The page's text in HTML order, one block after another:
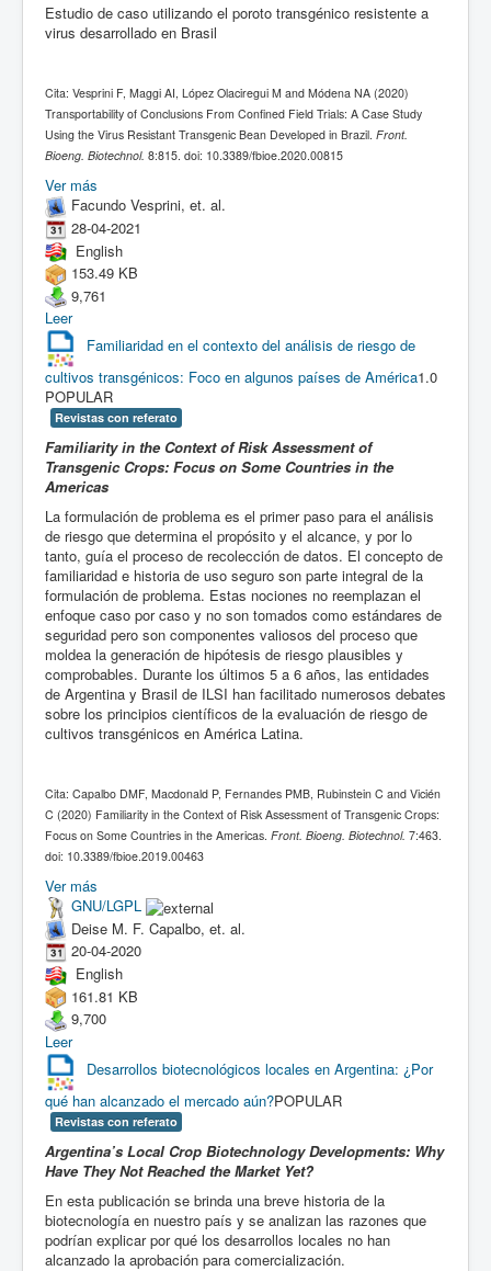
Estudio de caso utilizando el poroto transgénico resistente a
virus desarrollado en Brasil
Cita: Vesprini F, Maggi AI, López Olaciregui M and Módena NA (2020)
Transportability of Conclusions From Confined Field Trials: A Case Study
Using the Virus Resistant Transgenic Bean Developed in Brazil. Front.
Bioeng. Biotechnol. 8:815. doi: 10.3389/fbioe.2020.00815
Ver más
Facundo Vesprini, et. al.
28-04-2021
English
153.49 KB
9,761
Leer
Familiaridad en el contexto del análisis de riesgo de
cultivos transgénicos: Foco en algunos países de América1.0
POPULAR
Revistas con referato
Familiarity in the Context of Risk Assessment of
Transgenic Crops: Focus on Some Countries in the
Americas
La formulación de problema es el primer paso para el análisis
de riesgo que determina el propósito y el alcance, y por lo
tanto, guía el proceso de recolección de datos. El concepto de
familiaridad e historia de uso seguro son parte integral de la
formulación de problema. Estas nociones no reemplazan el
enfoque caso por caso y no son tomados como estándares de
seguridad pero son componentes valiosos del proceso que
moldea la generación de hipótesis de riesgo plausibles y
comprobables. Durante los últimos 5 a 6 años, las entidades
de Argentina y Brasil de ILSI han facilitado numerosos debates
sobre los principios científicos de la evaluación de riesgo de
cultivos transgénicos en América Latina.
Cita: Capalbo DMF, Macdonald P, Fernandes PMB, Rubinstein C and Vicién
C (2020) Familiarity in the Context of Risk Assessment of Transgenic Crops:
Focus on Some Countries in the Americas. Front. Bioeng. Biotechnol. 7:463.
doi: 10.3389/fbioe.2019.00463
Ver más
GNU/LGPL
Deise M. F. Capalbo, et. al.
20-04-2020
English
161.81 KB
9,700
Leer
Desarrollos biotecnológicos locales en Argentina: ¿Por
qué han alcanzado el mercado aún?POPULAR
Revistas con referato
Argentina’s Local Crop Biotechnology Developments: Why
Have They Not Reached the Market Yet?
En esta publicación se brinda una breve historia de la
biotecnología en nuestro país y se analizan las razones que
podrían explicar por qué los desarrollos locales no han
alcanzado la aprobación para comercialización.